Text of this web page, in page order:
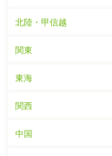
北陸・甲信越
関東
東海
関西
中国